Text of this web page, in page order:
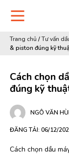
Trang chủ /Tư vấn
& piston đúng kỹ
Cách chọn
đúng kỹ
NGÔ VĂN
ĐĂNG TẢI: 06/12/
Cách chọn dầu